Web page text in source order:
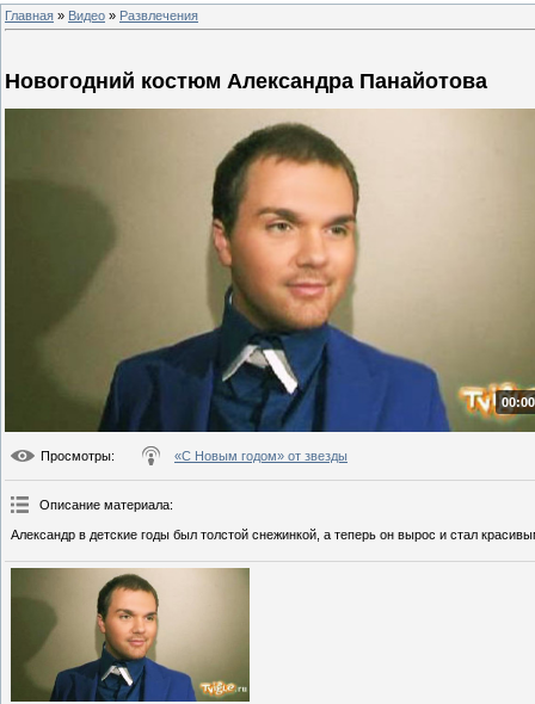
Главная » Видео » Развлечения
Новогодний костюм Александра Панайотова
Просмотры: «С Новым годом» от звезды
Описание материала:
Александр в детские годы был толстой снежинкой, а теперь он вырос и стал